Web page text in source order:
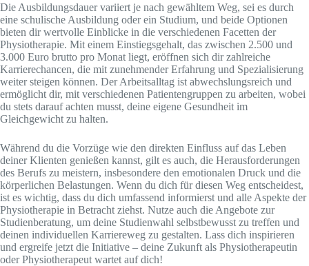
Die Ausbildungsdauer variiert je nach gewähltem Weg, sei es durch
eine schulische Ausbildung oder ein Studium, und beide Optionen
bieten dir wertvolle Einblicke in die verschiedenen Facetten der
Physiotherapie. Mit einem Einstiegsgehalt, das zwischen 2.500 und
3.000 Euro brutto pro Monat liegt, eröffnen sich dir zahlreiche
Karrierechancen, die mit zunehmender Erfahrung und Spezialisierung
weiter steigen können. Der Arbeitsalltag ist abwechslungsreich und
ermöglicht dir, mit verschiedenen Patientengruppen zu arbeiten, wobei
du stets darauf achten musst, deine eigene Gesundheit im
Gleichgewicht zu halten.
Während du die Vorzüge wie den direkten Einfluss auf das Leben
deiner Klienten genießen kannst, gilt es auch, die Herausforderungen
des Berufs zu meistern, insbesondere den emotionalen Druck und die
körperlichen Belastungen. Wenn du dich für diesen Weg entscheidest,
ist es wichtig, dass du dich umfassend informierst und alle Aspekte der
Physiotherapie in Betracht ziehst. Nutze auch die Angebote zur
Studienberatung, um deine Studienwahl selbstbewusst zu treffen und
deinen individuellen Karriereweg zu gestalten. Lass dich inspirieren
und ergreife jetzt die Initiative – deine Zukunft als Physiotherapeutin
oder Physiotherapeut wartet auf dich!